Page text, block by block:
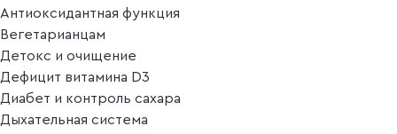
Антиоксидантная функция
Вегетарианцам
Детокс и очищение
Дефицит витамина D3
Диабет и контроль сахара
Дыхательная система